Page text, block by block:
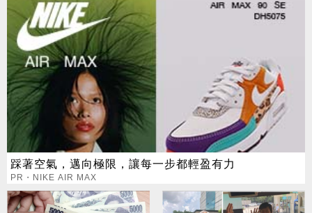
踩著空氣，邁向極限，讓每一步都輕盈有力
PR・NIKE AIR MAX